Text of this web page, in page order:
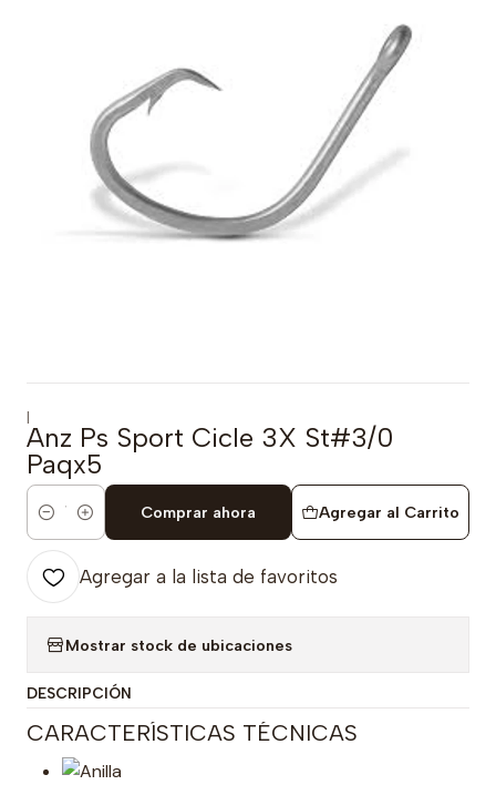
|
Anz Ps Sport Cicle 3X St#3/0
Paqx5
Cantidad
Agregar al Carrito
Comprar ahora
Agregar a la lista de favoritos
Mostrar stock de ubicaciones
DESCRIPCIÓN
CARACTERÍSTICAS TÉCNICAS